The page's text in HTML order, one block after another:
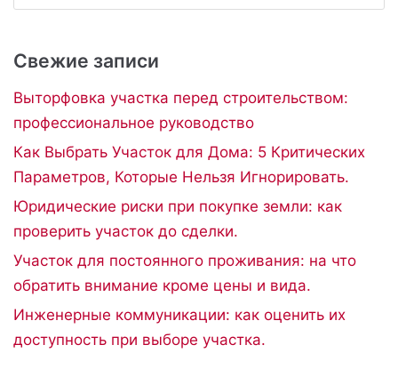
Свежие записи
Выторфовка участка перед строительством:
профессиональное руководство
Как Выбрать Участок для Дома: 5 Критических
Параметров, Которые Нельзя Игнорировать.
Юридические риски при покупке земли: как
проверить участок до сделки.
Участок для постоянного проживания: на что
обратить внимание кроме цены и вида.
Инженерные коммуникации: как оценить их
доступность при выборе участка.